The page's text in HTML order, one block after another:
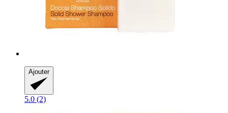
Ajouter
5.0 (2)